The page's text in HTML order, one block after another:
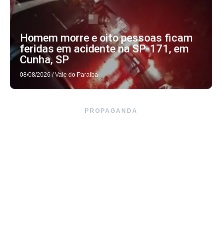
Homem morre e oito pessoas ficam
feridas em acidente na SP-171, em
Cunha, SP
08/08/2026 / Vale do Paraíba
PROPAGANDA